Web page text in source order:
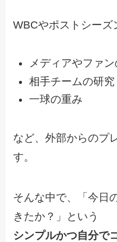
WBCやポストシーズ
メディアやファ
相手チームの研究
一球の重み
など、外部からのプ
す。
そんな中で、「今日
きたか？」という
シンプルかつ自分で